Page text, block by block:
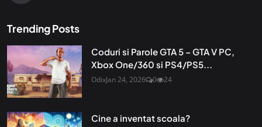
Trending Posts
Coduri si Parole GTA 5 – GTA V PC,
Xbox One/360 si PS4/PS5...
OdixJan 24, 2026 0 24
Cine a inventat scoala?